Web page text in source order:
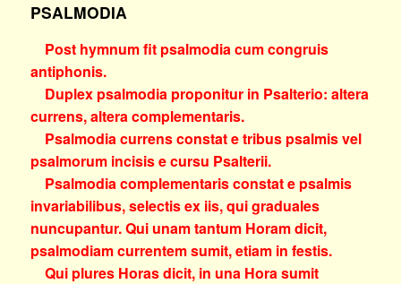
PSALMODIA
Post hymnum fit psalmodia cum congruis
antiphonis.
Duplex psalmodia proponitur in Psalterio: altera
currens, altera complementaris.
Psalmodia currens constat e tribus psalmis vel
psalmorum incisis e cursu Psalterii.
Psalmodia complementaris constat e psalmis
invariabilibus, selectis ex iis, qui graduales
nuncupantur. Qui unam tantum Horam dicit,
psalmodiam currentem sumit, etiam in festis.
Qui plures Horas dicit, in una Hora sumit